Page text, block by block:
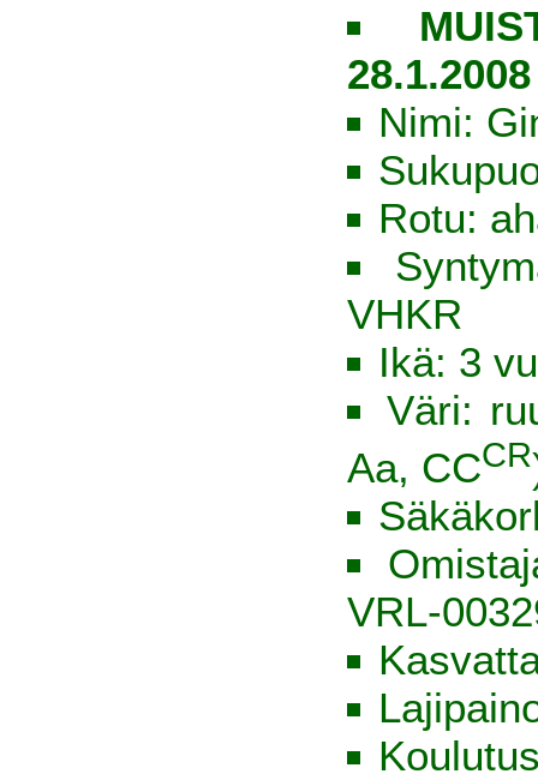
28.1.2008
Nimi:
Rotu:
VHKR
Ikä: 3
Väri:
Aa, CCCR
VRL-